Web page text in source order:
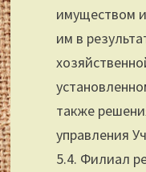
имуществом
им в
также
управления
5.4. Филиал